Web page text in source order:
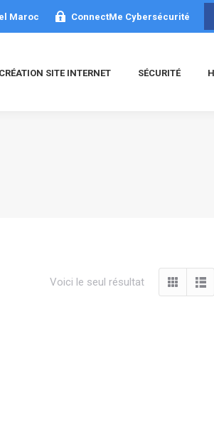
Maroc ConnectMe Cybersécurité
CRÉATION SITE INTERNET SÉCURITÉ
Voici le seul résultat